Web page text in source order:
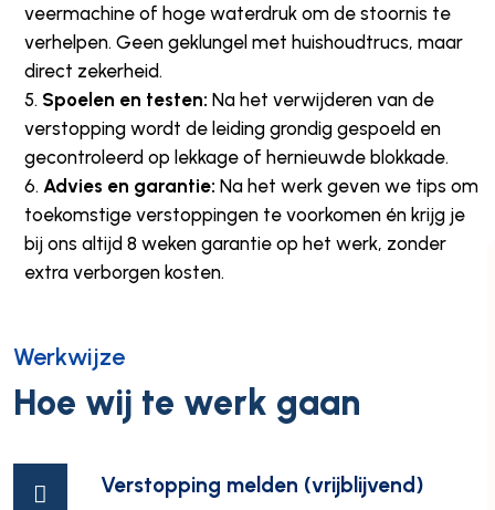
veermachine of hoge waterdruk om de stoornis te
verhelpen. Geen geklungel met huishoudtrucs, maar
direct zekerheid.
Spoelen en testen: Na het verwijderen van de
verstopping wordt de leiding grondig gespoeld en
gecontroleerd op lekkage of hernieuwde blokkade.
Advies en garantie: Na het werk geven we tips om
toekomstige verstoppingen te voorkomen én krijg je
bij ons altijd 8 weken garantie op het werk, zonder
extra verborgen kosten.
Werkwijze
Hoe wij te werk gaan
 Verstopping melden (vrijblijvend)